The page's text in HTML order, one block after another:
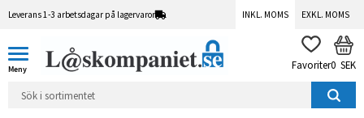
Leverans 1-3 arbetsdagar på lagervaror INKL. MOMS EXKL. MOMS
FAVORITER
0 SEK